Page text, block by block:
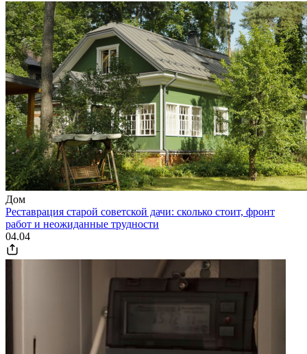
Дом
Реставрация старой советской дачи: сколько стоит, фронт
работ и неожиданные трудности
04.04